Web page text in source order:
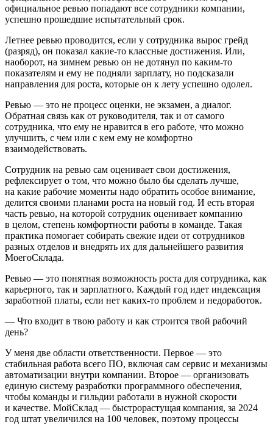
официальное ревью попадают все сотрудники компании,
успешно прошедшие испытательный срок.
Летнее ревью проводится, если у сотрудника вырос грейд
(разряд), он показал какие-то классные достижения. Или,
наоборот, на зимнем ревью он не дотянул по каким-то
показателям и ему не подняли зарплату, но подсказали
направления для роста, которые он к лету успешно одолел.
Ревью — это не процесс оценки, не экзамен, а диалог.
Обратная связь как от руководителя, так и от самого
сотрудника, что ему не нравится в его работе, что можно
улучшить, с чем или с кем ему не комфортно
взаимодействовать.
Сотрудник на ревью сам оценивает свои достижения,
рефлексирует о том, что можно было бы сделать лучше,
на какие рабочие моменты надо обратить особое внимание,
делится своими планами роста на новый год. И есть вторая
часть ревью, на которой сотрудник оценивает компанию
в целом, степень комфортности работы в команде. Такая
практика помогает собирать свежие идеи от сотрудников
разных отделов и внедрять их для дальнейшего развития
МоегоСклада.
Ревью — это понятная возможность роста для сотрудника, как
карьерного, так и зарплатного. Каждый год идет индексация
заработной платы, если нет каких-то проблем и недоработок.
— Что входит в твою работу и как строится твой рабочий
день?
У меня две области ответственности. Первое — это
стабильная работа всего ПО, включая сам сервис и механизмы
автоматизации внутри компании. Второе — организовать
единую систему разработки программного обеспечения,
чтобы команды и гильдии работали в нужной скорости
и качестве. МойСклад — быстрорастущая компания, за 2024
год штат увеличился на 100 человек, поэтому процессы